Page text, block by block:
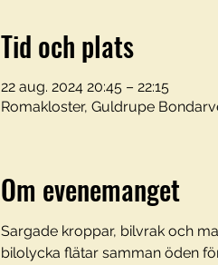
Tid och plats
22 aug. 2024 20:45 – 22:15
Romakloster, Guldrupe
Om evenemanget
Sargade kroppar, bilvrak och
bilolycka flätar samman öden